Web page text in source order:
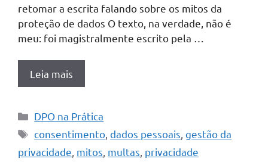
retomar a escrita falando sobre os mitos da
proteção de dados O texto, na verdade, não é
meu: foi magistralmente escrito pela …
Leia mais
Categorias
DPO na Prática
Tags
consentimento ,dados pessoais ,gestão da
privacidade mitos multas privacidade